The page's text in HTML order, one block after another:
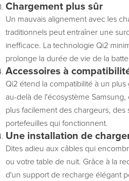
Chargement plus sûr
Un mauvais alignement avec les
traditionnels peut entraîner une
inefficace. La technologie Qi2
prolonge la durée de vie de la
Accessoires à
Qi2 étend la compatibilité à un
au-delà de l'écosystème
plus facilement des chargeurs,
portefeuilles qui fonctionnent.
Une installation de
Dites adieu aux câbles qui
ou votre table de nuit. Grâce à la
d'un support de recharge élégant